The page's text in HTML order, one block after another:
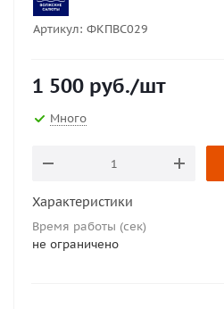
Артикул: ФКПВС029
1 500 руб./шт
Много
Характеристики
Время работы (сек)
не ограничено